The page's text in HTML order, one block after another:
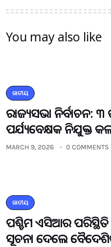
You may also like
ଜାତୀୟ
ରାଜ୍ୟସଭା ନିର୍ବାଚନ: ୩
ପର୍ଯ୍ୟବେକ୍ଷକ ନିଯୁକ୍ତ
MARCH 9, 2026 0 COMMENTS
ଜାତୀୟ
ପଶ୍ଚିମ ଏସିଆର
ସୂଚନା ଦେଲେ